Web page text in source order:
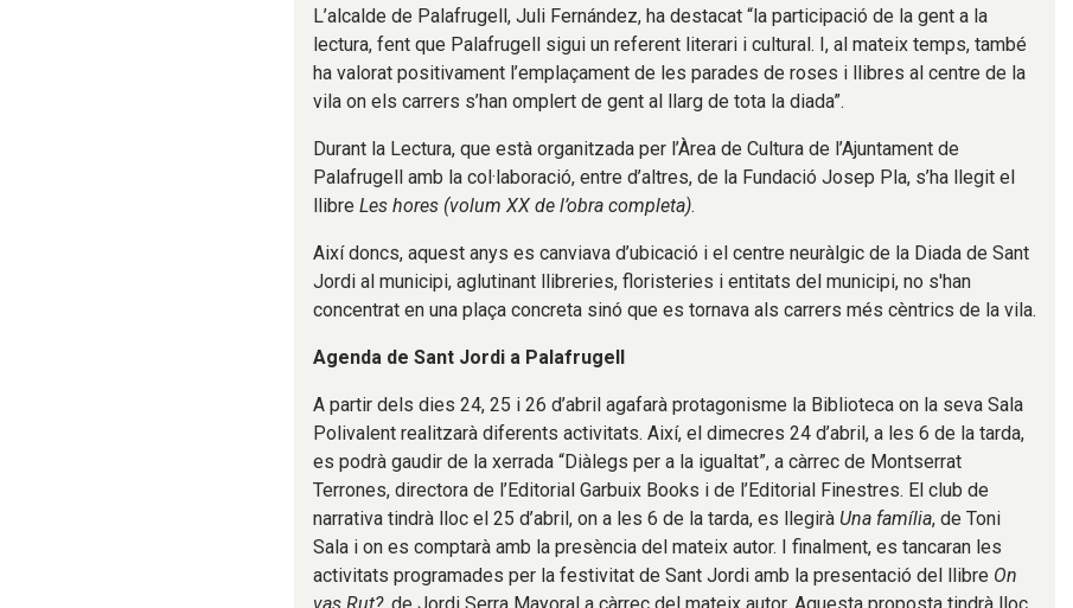
L’alcalde de Palafrugell, Juli Fernández, ha destacat “la participació de la gent a la
lectura, fent que Palafrugell sigui un referent literari i cultural. I, al mateix temps, també
ha valorat positivament l’emplaçament de les parades de roses i llibres al centre de la
vila on els carrers s’han omplert de gent al llarg de tota la diada”.
Durant la Lectura, que està organitzada per l’Àrea de Cultura de l’Ajuntament de
Palafrugell amb la col·laboració, entre d’altres, de la Fundació Josep Pla, s’ha llegit el
llibre Les hores (volum XX de l’obra completa).
Així doncs, aquest anys es canviava d’ubicació i el centre neuràlgic de la Diada de Sant
Jordi al municipi, aglutinant llibreries, floristeries i entitats del municipi, no s'han
concentrat en una plaça concreta sinó que es tornava als carrers més cèntrics de la vila.
Agenda de Sant Jordi a Palafrugell
A partir dels dies 24, 25 i 26 d’abril agafarà protagonisme la Biblioteca on la seva Sala
Polivalent realitzarà diferents activitats. Així, el dimecres 24 d’abril, a les 6 de la tarda,
es podrà gaudir de la xerrada “Diàlegs per a la igualtat”, a càrrec de Montserrat
Terrones, directora de l’Editorial Garbuix Books i de l’Editorial Finestres. El club de
narrativa tindrà lloc el 25 d’abril, on a les 6 de la tarda, es llegirà Una família, de Toni
Sala i on es comptarà amb la presència del mateix autor. I finalment, es tancaran les
activitats programades per la festivitat de Sant Jordi amb la presentació del llibre On